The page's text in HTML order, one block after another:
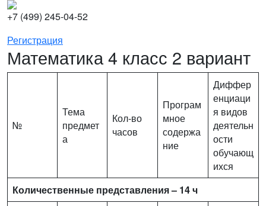
+7 (499) 245-04-52
Регистрация
Математика 4 класс 2 вариант
№
Тема
предмет
а
Кол-во
часов
Програм
мное
содержа
ние
Диффер
енциаци
я видов
деятельн
ости
обучающ
ихся
Количественные представления – 14 ч